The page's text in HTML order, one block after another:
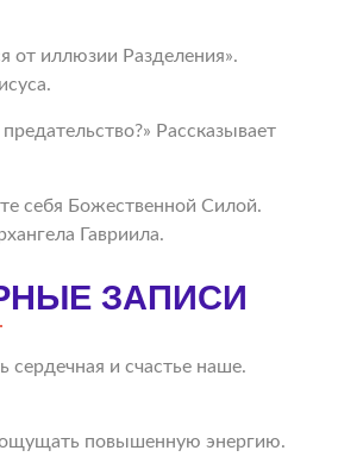
от иллюзии Разделения».
Рассказывает
себя Божественной Силой.
Гавриила.
ЗАПИСИ
сердечная и счастье наше.
ощущать повышенную энергию.